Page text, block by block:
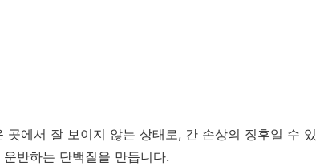
에서 잘 보이지 않는 상태로, 간 손상의 징후일 수 있
반하는 단백질을 만듭니다.